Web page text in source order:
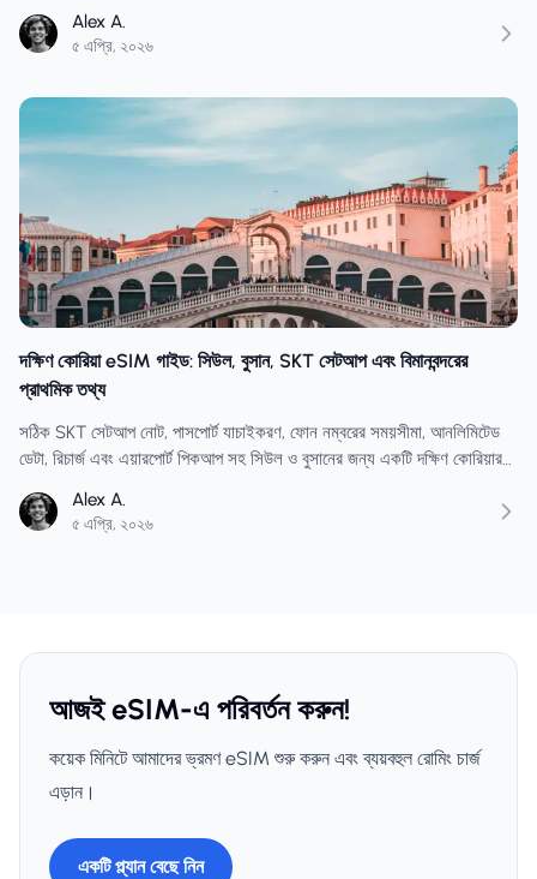
Alex A.
৫ এপ্রি, ২০২৬
দক্ষিণ কোরিয়া eSIM গাইড: সিউল, বুসান, SKT সেটআপ এবং বিমানবন্দরের
প্রাথমিক তথ্য
সঠিক SKT সেটআপ নোট, পাসপোর্ট যাচাইকরণ, ফোন নম্বরের সময়সীমা, আনলিমিটেড
ডেটা, রিচার্জ এবং এয়ারপোর্ট পিকআপ সহ সিউল ও বুসানের জন্য একটি দক্ষিণ কোরিয়ার
Alex A.
৫ এপ্রি, ২০২৬
আজই eSIM-এ পরিবর্তন করুন!
কয়েক মিনিটে আমাদের ভ্রমণ eSIM শুরু করুন এবং ব্যয়বহুল রোমিং চার্জ
এড়ান।
একটি প্ল্যান বেছে নিন